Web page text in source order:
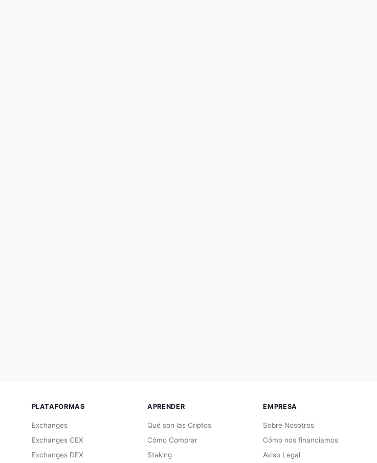
PLATAFORMAS
Exchanges
Exchanges CEX
Exchanges DEX
APRENDER
Qué son las Criptos
Cómo Comprar
Staking
EMPRESA
Sobre Nosotros
Cómo nos financiamos
Aviso Legal